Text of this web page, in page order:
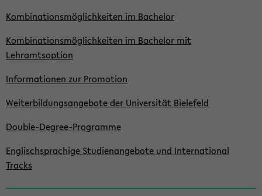
Kombinationsmöglich­keiten im Bachelor
Kombinationsmöglich­keiten im Bachelor mit
Lehramtsoption
Informationen zur Promotion
Weiterbildungsangebote der Universität Bielefeld
Double-Degree-Programme
Englischsprachige Studienangebote und International
Tracks